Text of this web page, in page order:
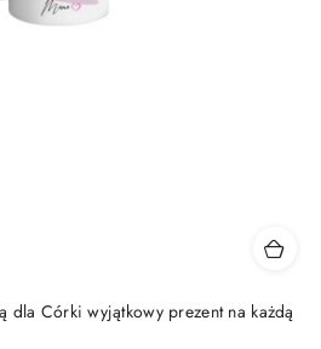
dla Córki wyjątkowy prezent na każdą